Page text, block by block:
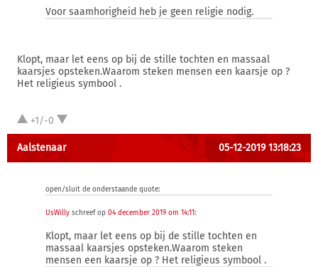
Voor saamhorigheid heb je geen religie nodig.
Klopt, maar let eens op bij de stille tochten en massaal
kaarsjes opsteken.Waarom steken mensen een kaarsje op ?
Het religieus symbool .
+1/-0
Aalstenaar 05-12-2019 13:18:23
open/sluit de onderstaande quote:
UsWilly schreef op 04 december 2019 om 14:11:
Klopt, maar let eens op bij de stille tochten en
massaal kaarsjes opsteken.Waarom steken
mensen een kaarsje op ? Het religieus symbool .